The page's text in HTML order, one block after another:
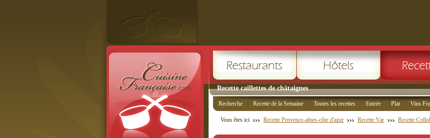
Recette caillettes de châtaignes
Recherche Recette de la Semaine Toutes les recettes Entrée Plat Vins
Vous êtes ici Recette Provence-alpes-côte d'azur Recette Var Recette